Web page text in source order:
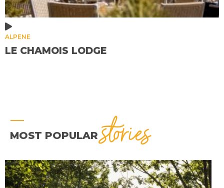
ALPENE
LE CHAMOIS LODGE
MOST POPULAR stories